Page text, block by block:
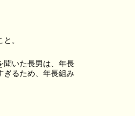
。
聞いた長男は、年長
ぎるため、年長組み